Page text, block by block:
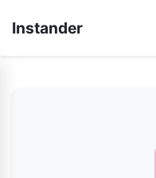
Instander